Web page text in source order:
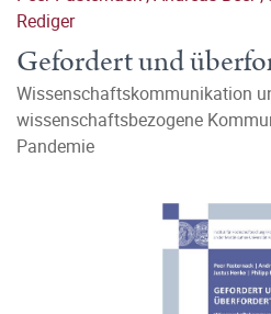
Rediger
Gefordert und
Wissenschaftskommunikation
wissenschaftsbezogene
Pandemie